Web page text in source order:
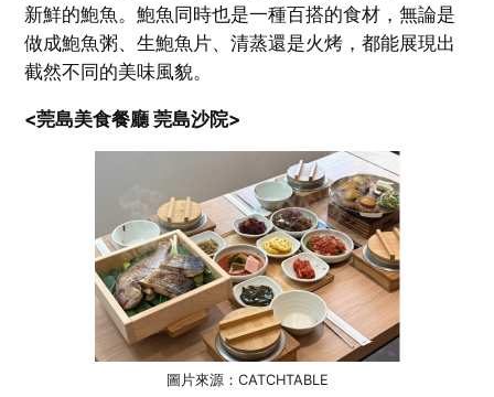
新鮮的鮑魚。鮑魚同時也是一種百搭的食材，無論是
做成鮑魚粥、生鮑魚片、清蒸還是火烤，都能展現出
截然不同的美味風貌。
<莞島美食餐廳 莞島沙院>
圖片來源：CATCHTABLE